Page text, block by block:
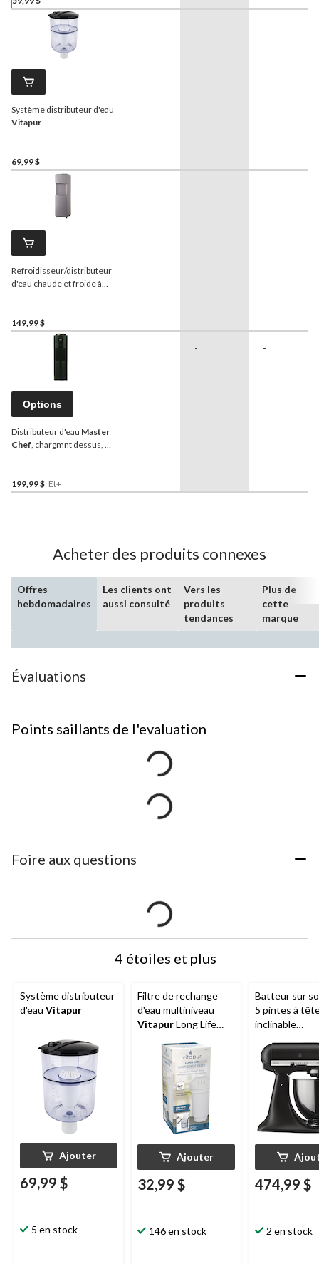
Système distributeur d'eau
Vitapur
69,99 $
- -
Refroidisseur/distributeur
d'eau chaude et froide à
149,99 $
- -
Options
Distributeur d'eau Master
Chef, chargmnt dessus, 2
199,99 $ Et+
- -
Acheter des produits connexes
Offres
hebdomadaires
Les clients ont
aussi consulté
Vers les
produits
tendances
Plus de
cette
marque
Évaluations
Points saillants de l'evaluation
Foire aux questions
4 étoiles et plus
Système distributeur
d'eau Vitapur
Ajouter
69,99 $
5 en stock
Filtre de rechange
d'eau multiniveau
VitapurLong Life
filtration Vitapur
GWF7, GWF8, GWF9
Ajouter
32,99 $
146 en stock
Batteur sur
5 pintes à
inclinable
Artisan, noir
474,99 $
2 en stock